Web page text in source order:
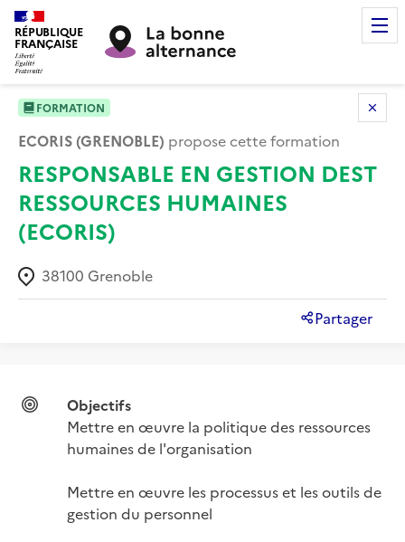
RÉPUBLIQUE
FRANÇAISE
FORMATION
ECORIS (GRENOBLE) propose cette formation
RESPONSABLE EN GESTION DEST
RESSOURCES HUMAINES
(ECORIS)
38100 Grenoble
Partager
Objectifs
Mettre en œuvre la politique des ressources
humaines de l'organisation
Mettre en œuvre les processus et les outils de
gestion du personnel